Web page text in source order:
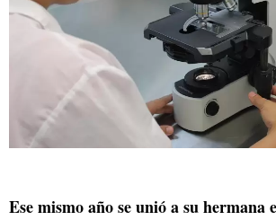
Ese mismo año se unió a su hermana